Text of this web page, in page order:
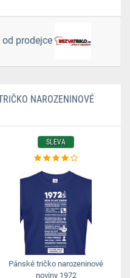
prodejce
NAROZENINOVÉ
SLEVA
Pánské tričko narozeninové
noviny 1972